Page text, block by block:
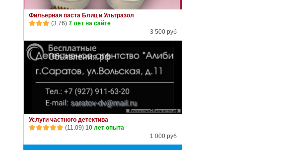
Фильерная паста Блиц и Ультразол
(3.76) 7 лет на сайте
3 500 руб
Услуги частного детектива
(11.09) 10 лет опыта
1 000 руб